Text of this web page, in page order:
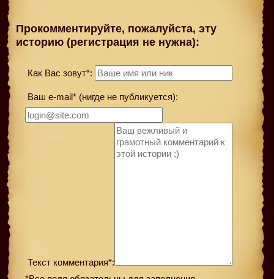
Прокомментируйте, пожалуйста, эту
историю (регистрация не нужна):
Как Вас зовут*:
Ваш e-mail* (нигде не публикуется):
Текст комментария*: